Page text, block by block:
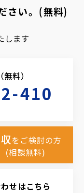
さい。(無料)
します
料）
410
をご検討の方
(相談無料)
せはこちら